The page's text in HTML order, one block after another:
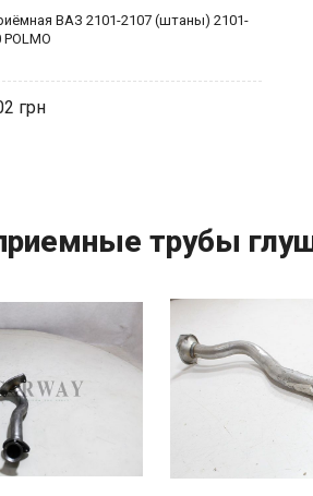
ВАЗ 2101-2107 (штаны) 2101-
трубы